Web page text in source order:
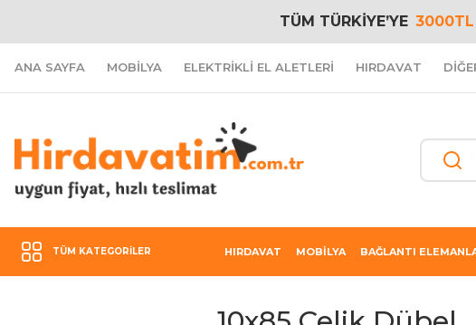
TÜM TÜRKİYE’YE 3000TL
ANA SAYFA MOBİLYA ELEKTRİKLİ EL ALETLERİ HIRDAVAT
TÜM KATEGORILER HIRDAVAT MOBİLYA BAĞLANTI